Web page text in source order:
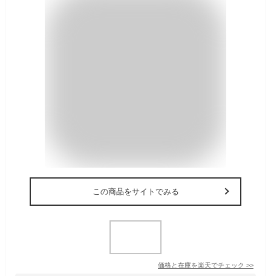
この商品をサイトでみる
価格と在庫を楽天でチェック >>